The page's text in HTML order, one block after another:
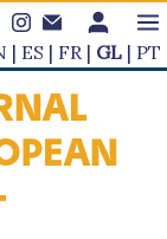
ES FR GL PT